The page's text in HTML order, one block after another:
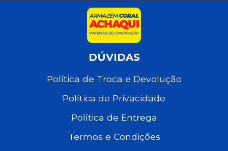
DÚVIDAS
Política de Troca e Devolução
Política de Privacidade
Política de Entrega
Termos e Condições